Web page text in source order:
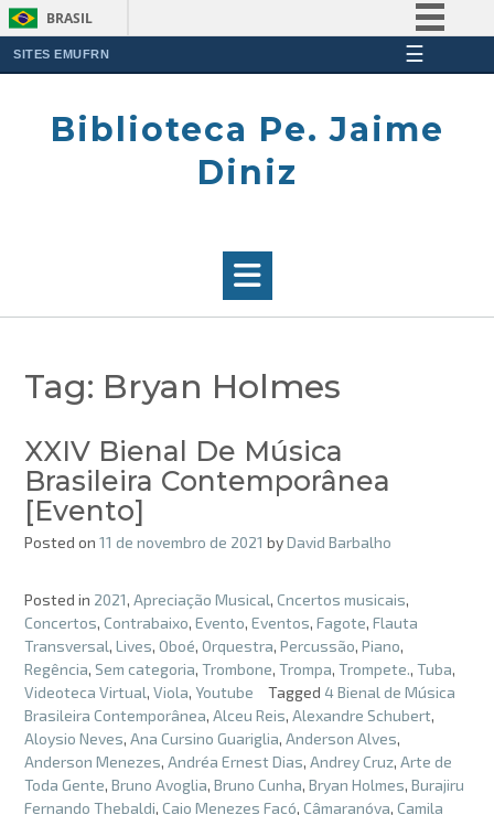
BRASIL
Participe
SITES EMUFRN ☰
Biblioteca Pe. Jaime
Diniz
Tag: Bryan Holmes
XXIV Bienal De Música
Brasileira Contemporânea
[Evento]
Posted on 11 de novembro de 2021 byDavid Barbalho
Posted in 2021, Apreciação Musical, Cncertos musicais,
Concertos, Contrabaixo, Evento, Eventos, Fagote, Flauta
Transversal, Lives, Oboé, Orquestra, Percussão, Piano,
Regência, Sem categoria, Trombone, Trompa, Trompete., Tuba,
Videoteca Virtual, Viola, Youtube Tagged 4 Bienal de Música
Brasileira Contemporânea, Alceu Reis, Alexandre Schubert,
Aloysio Neves, Ana Cursino Guariglia, Anderson Alves,
Anderson Menezes, Andréa Ernest Dias, Andrey Cruz, Arte de
Toda Gente, Bruno Avoglia, Bruno Cunha, Bryan Holmes, Burajiru
Fernando Thebaldi, Caio Menezes Facó, Câmaranóva, Camila